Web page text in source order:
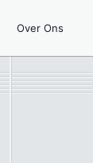
Over Ons